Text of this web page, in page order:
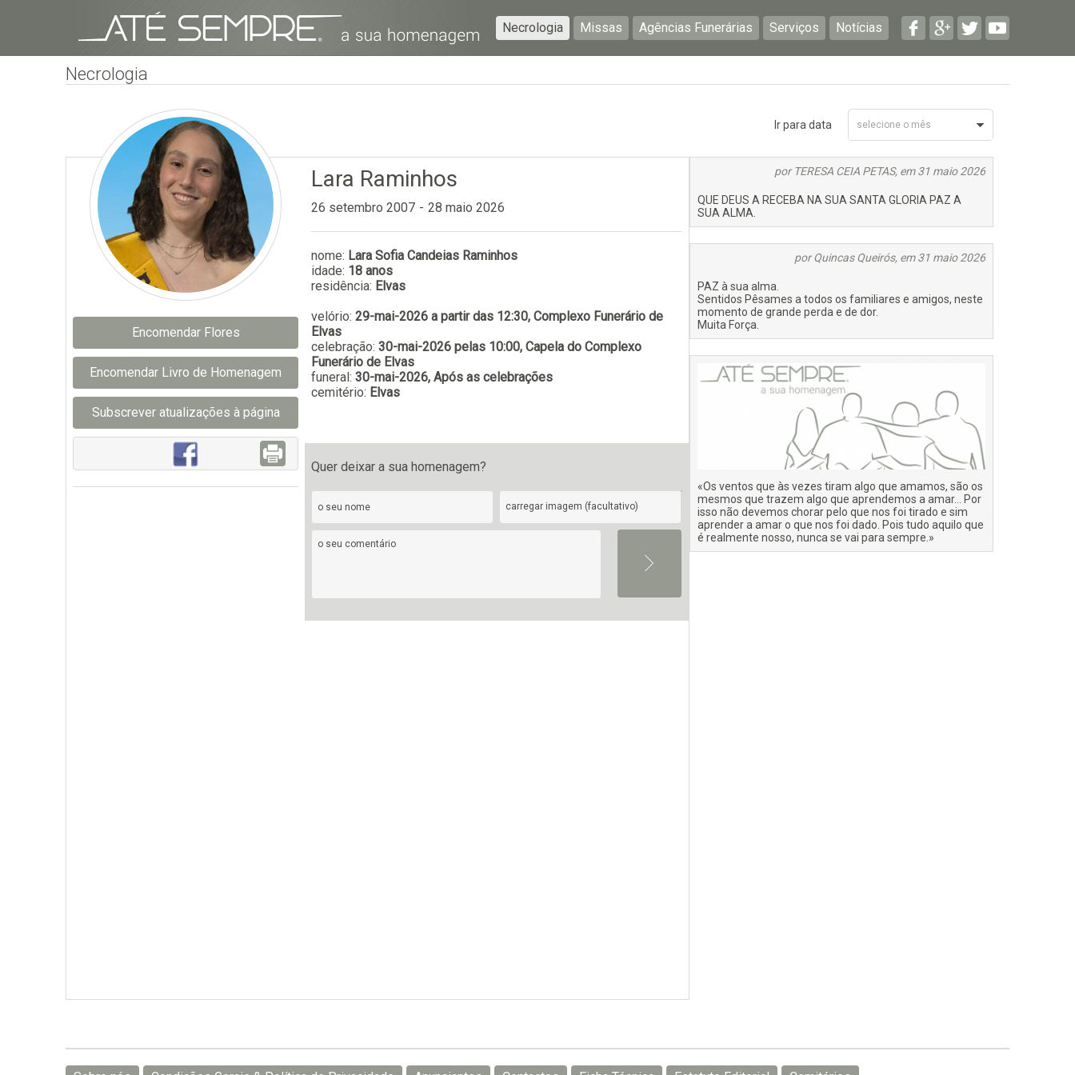
Necrologia Missas Agências Funerárias Serviços Notícias
Necrologia
Lara Raminhos
26 setembro 2007 - 28 maio 2026
nome: Lara Sofia Candeias Raminhos
idade: 18 anos
residência: Elvas
velório: 29-mai-2026 a partir das 12:30, Complexo Funerário de
Elvas
celebração: 30-mai-2026 pelas 10:00, Capela do Complexo
Funerário de Elvas
funeral: 30-mai-2026, Após as celebrações
cemitério: Elvas
Encomendar Flores
Encomendar Livro de Homenagem
Subscrever atualizações à página
Quer deixar a sua homenagem?
carregar imagem (facultativo)
selecione o mês
Maio 2026
Ir para data
por TERESA CEIA PETAS, em 31 maio 2026
QUE DEUS A RECEBA NA SUA SANTA GLORIA PAZ A
SUA ALMA.
por Quincas Queirós, em 31 maio 2026
PAZ à sua alma.
Sentidos Pêsames a todos os familiares e amigos, neste
momento de grande perda e de dor.
Muita Força.
«Os ventos que às vezes tiram algo que amamos, são os
mesmos que trazem algo que aprendemos a amar… Por
isso não devemos chorar pelo que nos foi tirado e sim
aprender a amar o que nos foi dado. Pois tudo aquilo que
é realmente nosso, nunca se vai para sempre.»
falecimentos em determinado concelho.